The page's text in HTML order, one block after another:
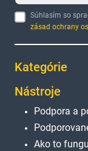
Súhlasím so
zásad ochrany
Kategórie
Nástroje
Podpora a
Ako to